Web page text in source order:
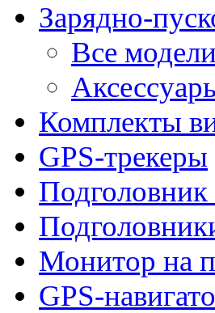
Зарядно-
Все модели
Комплекты
GPS-трекеры
Монитор на
GPS-